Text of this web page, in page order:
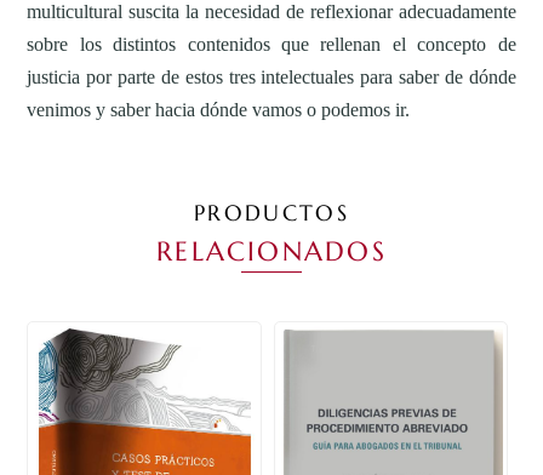
multicultural suscita la necesidad de reflexionar adecuadamente
sobre los distintos contenidos que rellenan el concepto de
justicia por parte de estos tres intelectuales para saber de dónde
venimos y saber hacia dónde vamos o podemos ir.
PRODUCTOS
RELACIONADOS